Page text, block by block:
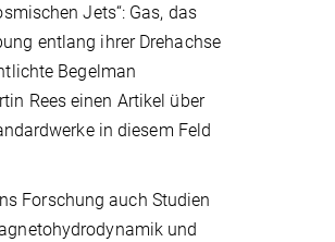
Jets“: Gas, das
entlang ihrer Drehachse
Begelman
Rees einen Artikel über
in diesem Feld
Forschung auch Studien
und